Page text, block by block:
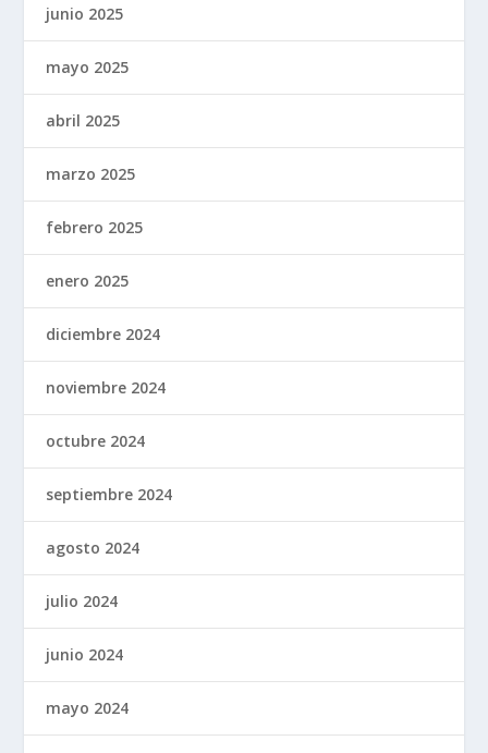
junio 2025
mayo 2025
abril 2025
marzo 2025
febrero 2025
enero 2025
diciembre 2024
noviembre 2024
octubre 2024
septiembre 2024
agosto 2024
julio 2024
junio 2024
mayo 2024